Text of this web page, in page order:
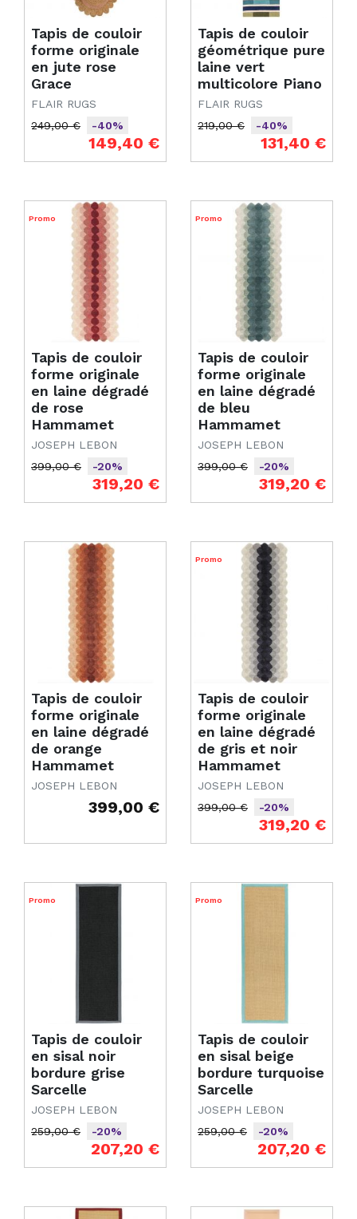
Tapis de couloir
forme originale
en jute rose
Grace
FLAIR RUGS
Prix de base
249,00 €
-40%
149,40 €
Tapis de couloir
géométrique pure
laine vert
multicolore Piano
FLAIR RUGS
Prix de base
219,00 €
-40%
131,40 €
Tapis de couloir
forme originale
en laine dégradé
de rose
Hammamet
JOSEPH LEBON
Prix de base
399,00 €
-20%
319,20 €
Promo
Tapis de couloir
forme originale
en laine dégradé
de bleu
Hammamet
JOSEPH LEBON
Prix de base
399,00 €
-20%
319,20 €
Promo
Tapis de couloir
forme originale
en laine dégradé
de orange
Hammamet
JOSEPH LEBON
399,00 €
Tapis de couloir
forme originale
en laine dégradé
de gris et noir
Hammamet
JOSEPH LEBON
Prix de base
399,00 €
-20%
319,20 €
Promo
Tapis de couloir
en sisal noir
bordure grise
Sarcelle
JOSEPH LEBON
Prix de base
259,00 €
-20%
207,20 €
Promo
Tapis de couloir
en sisal beige
bordure turquoise
Sarcelle
JOSEPH LEBON
Prix de base
259,00 €
-20%
207,20 €
Promo